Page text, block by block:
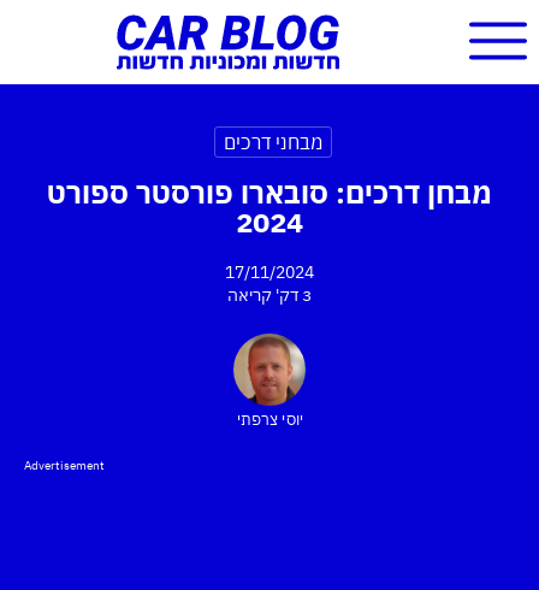
מבחני דרכים
מבחן דרכים: סובארו פורסטר ספורט
2024
17/11/2024
3 דק'
קריאה
יוסי צרפתי
Advertisement